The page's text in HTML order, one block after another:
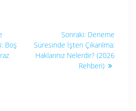
Boş
Sonraki: Sonraki
yazı:
Deneme
Süresinde İşten Çıkarılma:
Haklarınız Nelerdir? (2026
Rehberi)